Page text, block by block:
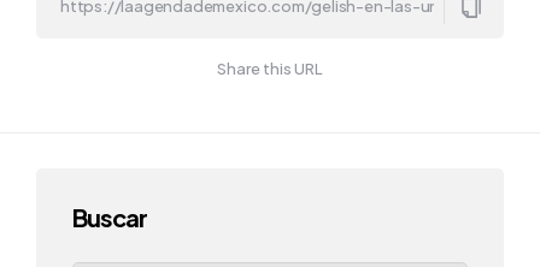
Share this URL
Buscar